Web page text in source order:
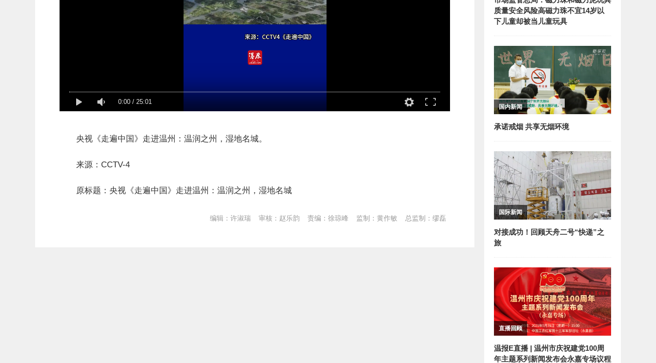
0:00 / 25:01
央视《走遍中国》走进温州：温润之州，湿地名城。
来源：CCTV-4
原标题：央视《走遍中国》走进温州：温润之州，湿地名城
编辑：许淑瑞 审核：赵乐韵 责编：徐琼峰 监制：黄作敏 总监制：缪磊
质量安全风险高磁力珠不宜14岁以
下儿童却被当儿童玩具
国内新闻
承诺戒烟 共享无烟环境
国际新闻
对接成功！回顾天舟二号“快递”之
旅
直播回顾
温报E直播 | 温州市庆祝建党100周
年主题系列新闻发布会永嘉专场议程